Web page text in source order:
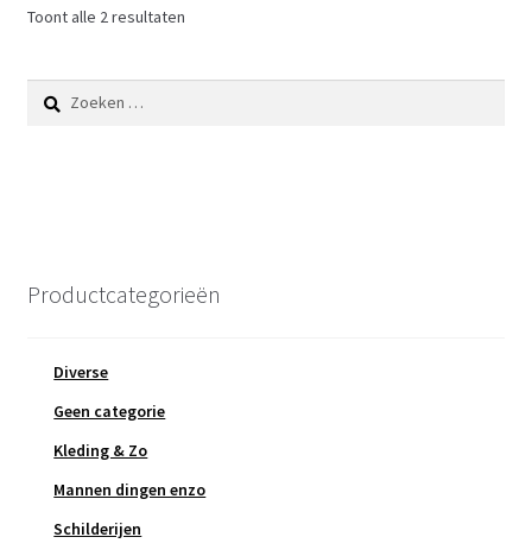
Toont alle 2 resultaten
Zoeken
naar:
Productcategorieën
Diverse
Geen categorie
Kleding & Zo
Mannen dingen enzo
Schilderijen